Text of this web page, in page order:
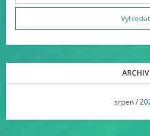
ARCHIV
srpen /